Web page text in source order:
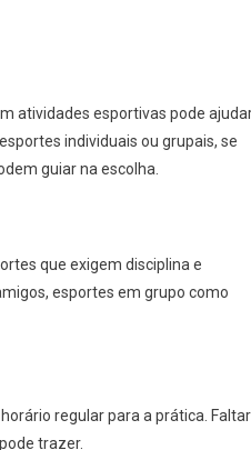
atividades esportivas pode
individuais ou grupais, se
guiar na escolha.
que exigem disciplina e
esportes em grupo como
regular para a prática. Faltar
trazer.